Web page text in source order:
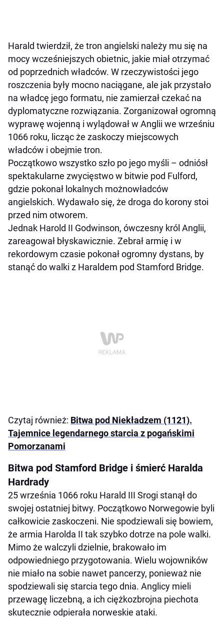
Harald twierdził, że tron angielski należy mu się na
mocy wcześniejszych obietnic, jakie miał otrzymać
od poprzednich władców. W rzeczywistości jego
roszczenia były mocno naciągane, ale jak przystało
na władcę jego formatu, nie zamierzał czekać na
dyplomatyczne rozwiązania. Zorganizował ogromną
wyprawę wojenną i wylądował w Anglii we wrześniu
1066 roku, licząc że zaskoczy miejscowych
władców i obejmie tron.
Początkowo wszystko szło po jego myśli – odniósł
spektakularne zwycięstwo w bitwie pod Fulford,
gdzie pokonał lokalnych możnowładców
angielskich. Wydawało się, że droga do korony stoi
przed nim otworem.
Jednak Harold II Godwinson, ówczesny król Anglii,
zareagował błyskawicznie. Zebrał armię i w
rekordowym czasie pokonał ogromny dystans, by
stanąć do walki z Haraldem pod Stamford Bridge.
Czytaj również: Bitwa pod Niekładzem (1121).
Tajemnice legendarnego starcia z pogańskimi
Pomorzanami
Bitwa pod Stamford Bridge i śmierć Haralda
Hardrady
25 września 1066 roku Harald III Srogi stanął do
swojej ostatniej bitwy. Początkowo Norwegowie byli
całkowicie zaskoczeni. Nie spodziewali się bowiem,
że armia Harolda II tak szybko dotrze na pole walki.
Mimo że walczyli dzielnie, brakowało im
odpowiedniego przygotowania. Wielu wojowników
nie miało na sobie nawet pancerzy, ponieważ nie
spodziewali się starcia tego dnia. Anglicy mieli
przewagę liczebną, a ich ciężkozbrojna piechota
skutecznie odpierała norweskie ataki.